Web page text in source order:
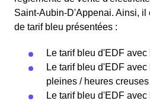
Saint-Aubin-D'Appenai. Ainsi,
de tarif bleu présentées :
Le tarif bleu d'EDF
Le tarif bleu d'EDF
pleines / heures creuses
Le tarif bleu d'EDF